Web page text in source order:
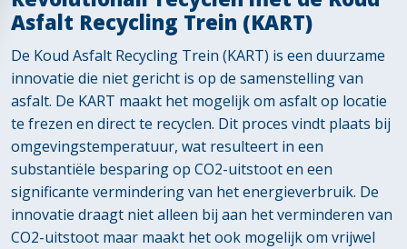
Asfalt Recycling Trein (KART)
De Koud Asfalt Recycling Trein (KART) is een duurzame
innovatie die niet gericht is op de samenstelling van
asfalt. De KART maakt het mogelijk om asfalt op locatie
te frezen en direct te recyclen. Dit proces vindt plaats bij
omgevingstemperatuur, wat resulteert in een
substantiële besparing op CO2-uitstoot en een
significante vermindering van het energieverbruik. De
innovatie draagt niet alleen bij aan het verminderen van
CO2-uitstoot maar maakt het ook mogelijk om vrijwel